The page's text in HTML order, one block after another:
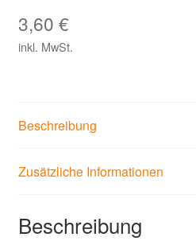
Menge
3,60 €
inkl. MwSt.
Beschreibung
Zusätzliche Informationen
Beschreibung